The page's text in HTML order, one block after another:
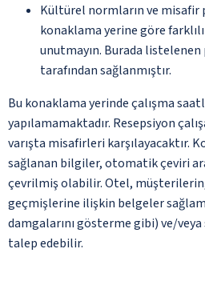
Kültürel normların ve misafir
konaklama yerine göre
unutmayın. Burada
tarafından sağlanmıştır.
Bu konaklama yerinde çalışma
yapılamamaktadır. Resepsiyon
varışta misafirleri karşılayacaktır.
sağlanan bilgiler, otomatik çeviri
çevrilmiş olabilir. Otel,
geçmişlerine ilişkin belgeler
damgalarını gösterme gibi) ve/veya
talep edebilir.